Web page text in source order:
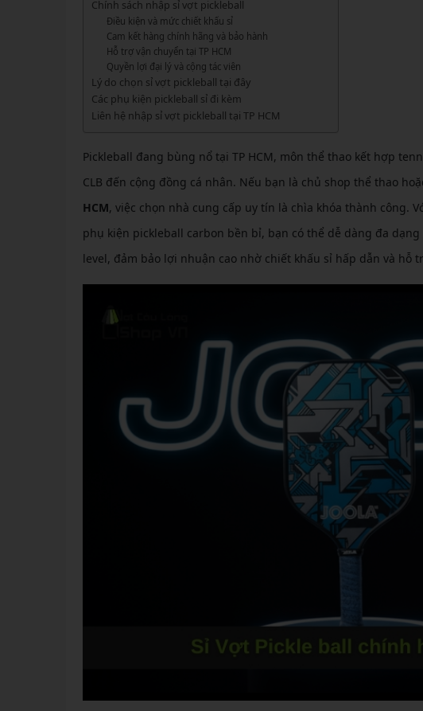
Vớ Cầu Lông
Vợt Pickleball Kamito
Vợt Pickleball Dưới 1tr
Xem thêm
VỢT CẦU LÔNG
VỢT CẦU LÔNG
Chính sách nhập sỉ vợt pickleball
Điều kiện và mức chiết khấu sỉ
Cam kết hàng chính hãng và bảo hành
Hỗ trợ vận chuyển tại TP HCM
Quyền lợi đại lý và cộng tác viên
Lý do chọn sỉ vợt pickleball tại đây
Các phụ kiện pickleball sỉ đi kèm
Liên hệ nhập sỉ vợt pickleball tại TP HCM
Pickleball đang bùng nổ tại TP HCM, môn thể thao kết hợp
CLB đến cộng đồng cá nhân. Nếu bạn là chủ shop thể thao
HCM, việc chọn nhà cung cấp uy tín là chìa khóa thành công.
phụ kiện pickleball carbon bền bỉ, bạn có thể dễ dàng đa
level, đảm bảo lợi nhuận cao nhờ chiết khấu sỉ hấp dẫn và hỗ